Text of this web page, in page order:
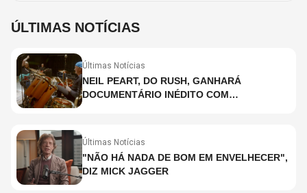
ÚLTIMAS NOTÍCIAS
Últimas Notícias
NEIL PEART, DO RUSH, GANHARÁ
DOCUMENTÁRIO INÉDITO COM
Últimas Notícias
"NÃO HÁ NADA DE BOM EM ENVELHECER",
DIZ MICK JAGGER